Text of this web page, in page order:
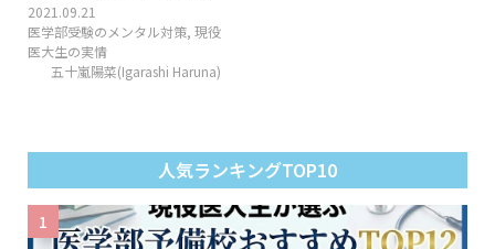
2021.09.21
医学部受験のメンタル対策, 現役
医大生の実情
五十嵐陽菜(Igarashi Haruna)
人気ランキングTOP10
1